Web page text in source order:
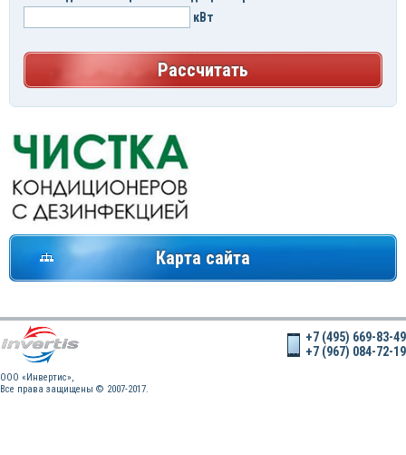
кВт
Рассчитать
Карта сайта
OOO «Инвертис»,
Все права защищены © 2007-2017.
+7 (495) 669-83-49
+7 (967) 084-72-19